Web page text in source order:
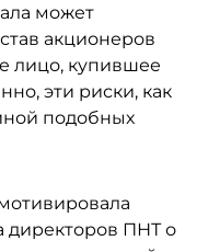
может
акционеров
лицо, купившее
эти риски, как
подобных
директоров ПНТ о